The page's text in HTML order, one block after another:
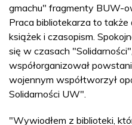
gmachu" fragmenty BUW-
Praca bibliotekarza to
książek i czasopism.
się w czasach
współorganizował
wojennym współtworzył
Solidarności UW".
"Wywiodłem z biblioteki,